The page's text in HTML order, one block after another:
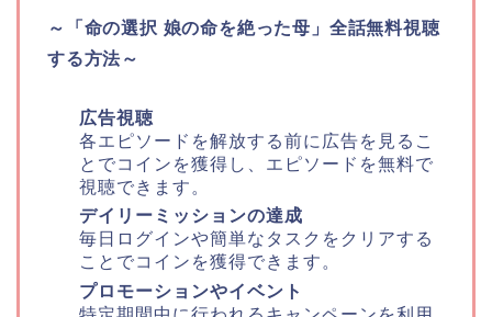
～「命の選択 娘の命を絶った母」全話無料視聴
する方法～
広告視聴
各エピソードを解放する前に広告を見るこ
とでコインを獲得し、エピソードを無料で
視聴できます。
デイリーミッションの達成
毎日ログインや簡単なタスクをクリアする
ことでコインを獲得できます。
プロモーションやイベント